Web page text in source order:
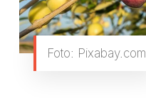
Foto: Pixabay.com